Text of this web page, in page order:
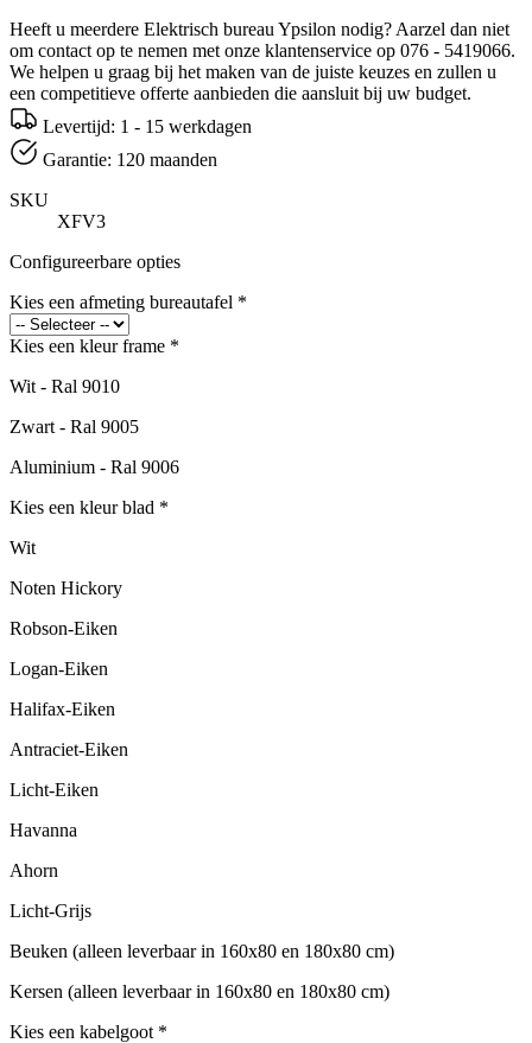
Heeft u meerdere Elektrisch bureau Ypsilon nodig? Aarzel dan niet
om contact op te nemen met onze klantenservice op 076 - 5419066.
We helpen u graag bij het maken van de juiste keuzes en zullen u
een competitieve offerte aanbieden die aansluit bij uw budget.
Levertijd: 1 - 15 werkdagen
Garantie: 120 maanden
SKU
XFV3
Configureerbare opties
Kies een afmeting bureautafel *
Kies een kleur frame *
Wit - Ral 9010
Zwart - Ral 9005
Aluminium - Ral 9006
Kies een kleur blad *
Wit
Noten Hickory
Robson-Eiken
Logan-Eiken
Halifax-Eiken
Antraciet-Eiken
Licht-Eiken
Havanna
Ahorn
Licht-Grijs
Beuken (alleen leverbaar in 160x80 en 180x80 cm)
Kersen (alleen leverbaar in 160x80 en 180x80 cm)
Kies een kabelgoot *